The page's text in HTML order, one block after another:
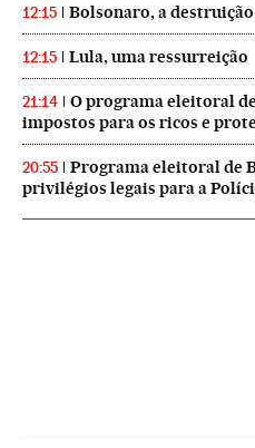
12:15 Bolsonaro, a
12:15 Lula, uma ressurreição
21:14
O programa eleitoral
impostos para os ricos e
20:55
Programa eleitoral de
privilégios legais para a